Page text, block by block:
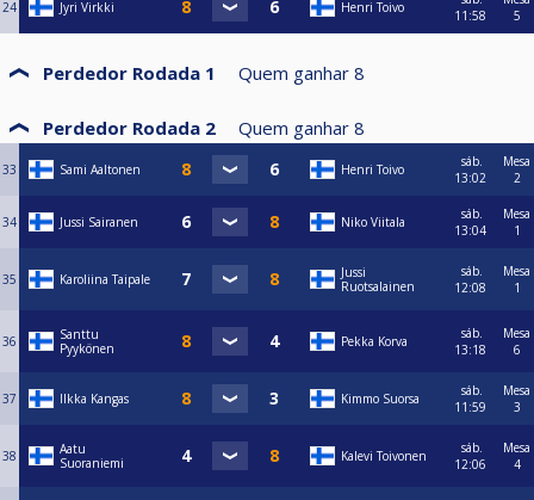
24 Jyri Virkki Henri Toivo
11:58
5
Perdedor Rodada 1 Quem ganhar 8
Perdedor Rodada 2 Quem ganhar 8
33 Sami Aaltonen Henri Toivo
sáb.
13:02
Mesa
2
34 Jussi Sairanen Niko Viitala
sáb.
13:04
Mesa
1
35 Karoliina Taipale
Jussi
Ruotsalainen
sáb.
12:08
Mesa
1
36
Santtu
Pyykönen
Pekka Korva
sáb.
13:18
Mesa
6
37 Ilkka Kangas Kimmo Suorsa
sáb.
11:59
Mesa
3
38
Aatu
Suoraniemi
Kalevi Toivonen
sáb.
12:06
Mesa
4